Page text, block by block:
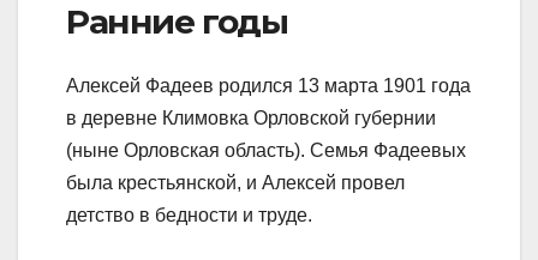
Ранние годы
Алексей Фадеев родился 13 марта 1901 года
в деревне Климовка Орловской губернии
(ныне Орловская область). Семья Фадеевых
была крестьянской, и Алексей провел
детство в бедности и труде.